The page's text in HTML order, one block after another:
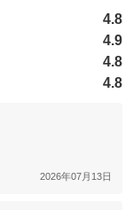
4.8
4.9
4.8
4.8
2026年07月13日